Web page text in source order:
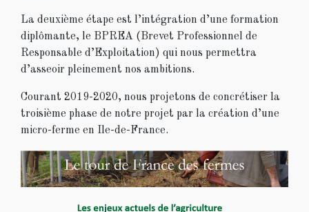
La deuxième étape est l’intégration d’une formation
diplômante, le BPREA (Brevet Professionnel de
Responsable d’Exploitation) qui nous permettra
d’asseoir pleinement nos ambitions.
Courant 2019-2020, nous projetons de concrétiser la
troisième phase de notre projet par la création d’une
micro-ferme en Ile-de-France.